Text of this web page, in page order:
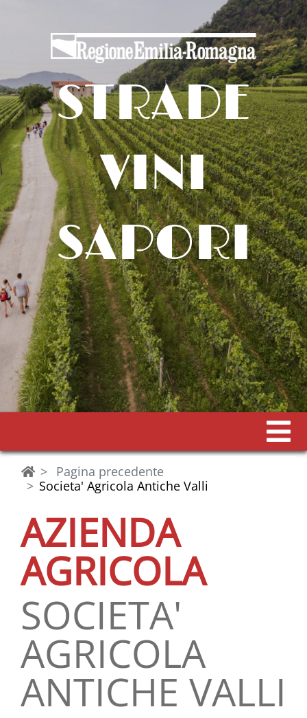
STRADE
VINI
SAPORI
Pagina precedente
Societa' Agricola Antiche Valli
AZIENDA
AGRICOLA
SOCIETA'
AGRICOLA
ANTICHE VALLI